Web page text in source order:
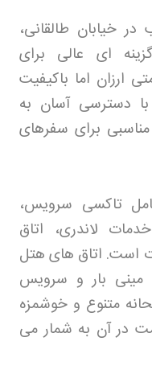
خیابان طالقانی،
ای عالی برای
ارزان اما باکیفیت
دسترسی آسان به
برای سفرهای
تاکسی سرویس،
لاندری، اتاق
است. اتاق های هتل
مینی بار و سرویس
متنوع و خوشمزه
در آن به شمار می